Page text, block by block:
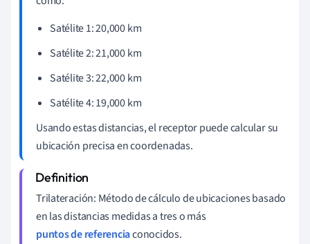
Satélite 1: 20,000 km
Satélite 2: 21,000 km
Satélite 3: 22,000 km
Satélite 4: 19,000 km
Usando estas distancias, el receptor puede calcular su
ubicación precisa en coordenadas.
Trilateración: Método de cálculo de ubicaciones basado
en las distancias medidas a tres o más
puntos de referenciaconocidos.